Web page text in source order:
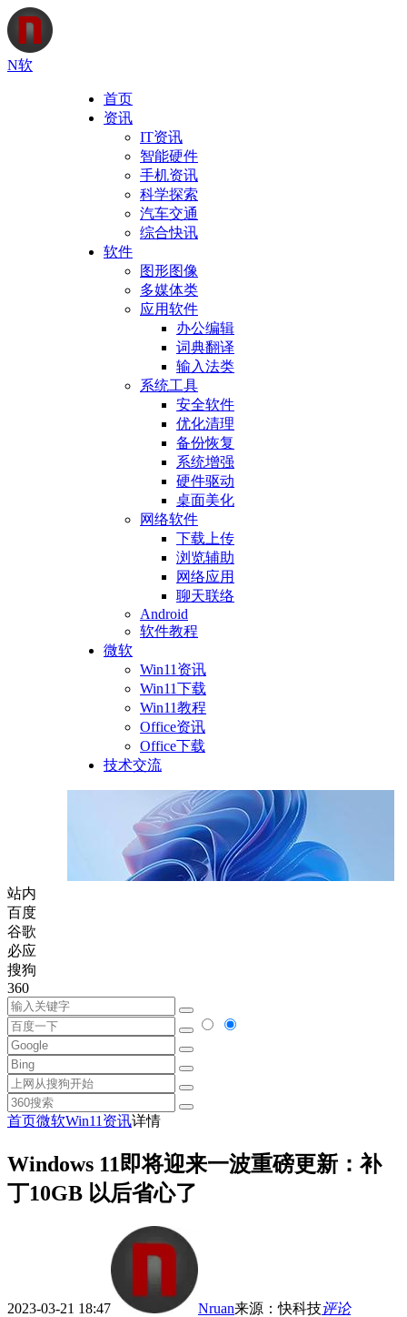
N软
首页
资讯
IT资讯
智能硬件
手机资讯
科学探索
汽车交通
综合快讯
软件
图形图像
多媒体类
应用软件
办公编辑
词典翻译
输入法类
系统工具
安全软件
优化清理
备份恢复
系统增强
硬件驱动
桌面美化
网络软件
下载上传
浏览辅助
网络应用
聊天联络
Android
软件教程
微软
Win11资讯
Win11下载
Win11教程
Office资讯
Office下载
技术交流
站内
百度
谷歌
必应
搜狗
360
首页微软Win11资讯详情
Windows 11即将迎来一波重磅更新：补
丁10GB 以后省心了
2023-03-21 18:47 Nruan来源 ：快科技评论